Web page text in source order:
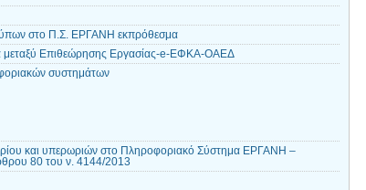
στο Π.Σ. ΕΡΓΑΝΗ εκπρόθεσμα
μεταξύ Επιθεώρησης Εργασίας-e-ΕΦΚΑ-ΟΑΕΔ
συστημάτων
και υπερωριών στο Πληροφοριακό Σύστημα ΕΡΓΑΝΗ –
80 του ν. 4144/2013